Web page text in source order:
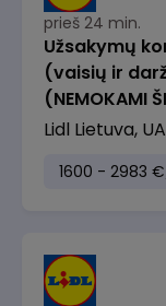
prieš 24 min.
Užsakymų
(vaisių ir
(NEMOKAMI
Lidl Lietuva,
1600 - 2983